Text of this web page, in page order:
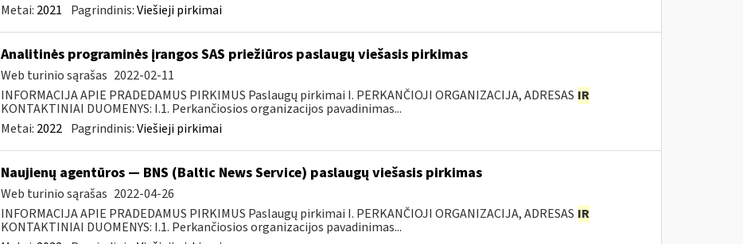
Metai: 2021 Pagrindinis:Viešieji pirkimai
Analitinės programinės įrangos SAS priežiūros paslaugų viešasis pirkimas
Web turinio sąrašas 2022-02-11
INFORMACIJA APIE PRADEDAMUS PIRKIMUS Paslaugų pirkimai I. PERKANČIOJI ORGANIZACIJA, ADRESAS IR
KONTAKTINIAI DUOMENYS: I.1. Perkančiosios organizacijos pavadinimas...
Metai: 2022 Pagrindinis:Viešieji pirkimai
Naujienų agentūros — BNS (Baltic News Service) paslaugų viešasis pirkimas
Web turinio sąrašas 2022-04-26
INFORMACIJA APIE PRADEDAMUS PIRKIMUS Paslaugų pirkimai I. PERKANČIOJI ORGANIZACIJA, ADRESAS IR
KONTAKTINIAI DUOMENYS: I.1. Perkančiosios organizacijos pavadinimas...